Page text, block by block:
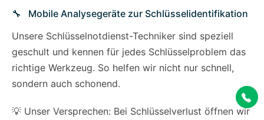
Mobile Analysegeräte zur Schlüsselidentifikation
Unsere Schlüsselnotdienst-Techniker sind speziell
geschult und kennen für jedes Schlüsselproblem das
richtige Werkzeug. So helfen wir nicht nur schnell,
sondern auch schonend.
💡 Unser Versprechen: Bei Schlüsselverlust öffnen wir